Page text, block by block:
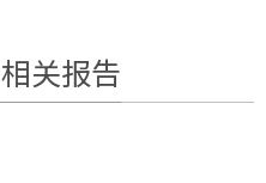
相关报告